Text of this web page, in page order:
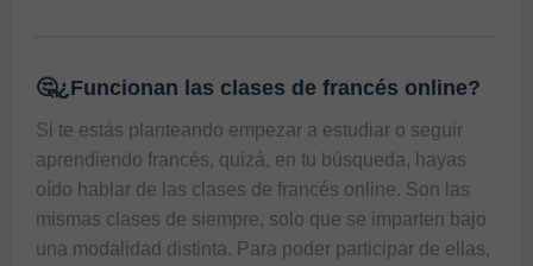
🤔¿Funcionan las clases de francés online?
Si te estás planteando empezar a estudiar o seguir
aprendiendo francés, quizá, en tu búsqueda, hayas
oído hablar de las clases de francés online. Son las
mismas clases de siempre, solo que se imparten bajo
una modalidad distinta. Para poder participar de ellas,